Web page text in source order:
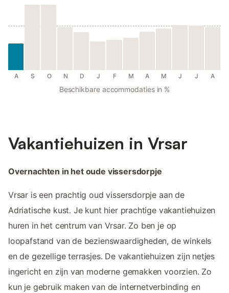
A S O N D J F M A M J J A
Beschikbare accommodaties in %
Vakantiehuizen in Vrsar
Overnachten in het oude vissersdorpje
Vrsar is een prachtig oud vissersdorpje aan de
Adriatische kust. Je kunt hier prachtige vakantiehuizen
huren in het centrum van Vrsar. Zo ben je op
loopafstand van de bezienswaardigheden, de winkels
en de gezellige terrasjes. De vakantiehuizen zijn netjes
ingericht en zijn van moderne gemakken voorzien. Zo
kun je gebruik maken van de internetverbinding en